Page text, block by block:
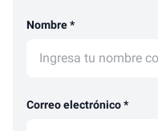
Nombre *
Correo electrónico *